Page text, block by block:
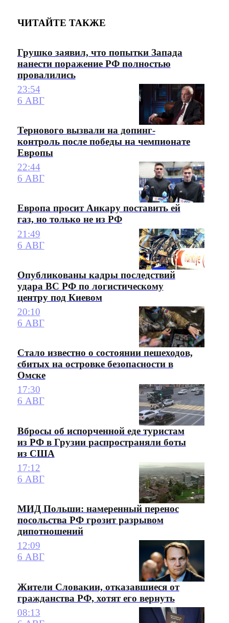
ЧИТАЙТЕ ТАКЖЕ
Грушко заявил, что попытки Запада
нанести поражение РФ полностью
провалились
23:54
6 АВГ
Тернового вызвали на допинг-
контроль после победы на чемпионате
Европы
22:44
6 АВГ
Европа просит Анкару поставить ей
газ, но только не из РФ
21:49
6 АВГ
Опубликованы кадры последствий
удара ВС РФ по логистическому
центру под Киевом
20:10
6 АВГ
Стало известно о состоянии пешеходов,
сбитых на островке безопасности в
Омске
17:30
6 АВГ
Вбросы об испорченной еде туристам
из РФ в Грузии распространяли боты
из США
17:12
6 АВГ
МИД Польши: намеренный перенос
посольства РФ грозит разрывом
дипотношений
12:09
6 АВГ
Жители Словакии, отказавшиеся от
гражданства РФ, хотят его вернуть
08:13